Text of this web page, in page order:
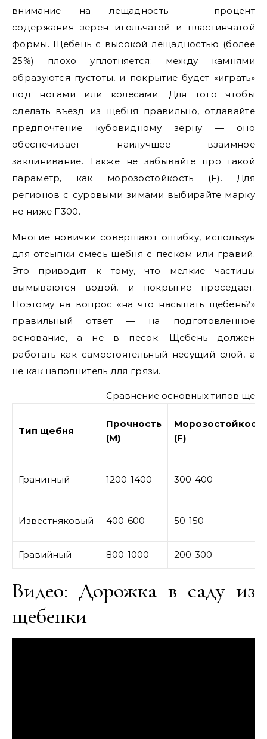
внимание на лещадность — процент
содержания зерен игольчатой и пластинчатой
формы. Щебень с высокой лещадностью (более
25%) плохо уплотняется: между камнями
образуются пустоты, и покрытие будет «играть»
под ногами или колесами. Для того чтобы
сделать въезд из щебня правильно, отдавайте
предпочтение кубовидному зерну — оно
обеспечивает наилучшее взаимное
заклинивание. Также не забывайте про такой
параметр, как морозостойкость (F). Для
регионов с суровыми зимами выбирайте марку
не ниже F300.
Многие новички совершают ошибку, используя
для отсыпки смесь щебня с песком или гравий.
Это приводит к тому, что мелкие частицы
вымываются водой, и покрытие проседает.
Поэтому на вопрос «на что насыпать щебень?»
правильный ответ — на подготовленное
основание, а не в песок. Щебень должен
работать как самостоятельный несущий слой, а
не как наполнитель для грязи.
Сравнение основных типов
Тип щебня
Прочность
(М)
Морозостойкость
(F)
Гранитный 1200-1400 300-400
Известняковый 400-600 50-150
Гравийный 800-1000 200-300
Видео: Дорожка в саду из
щебенки